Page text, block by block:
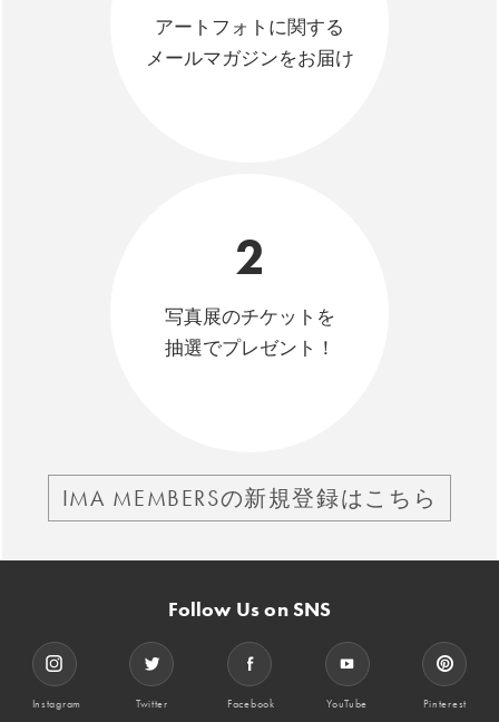
アートフォトに関する
メールマガジンをお届け
2
写真展のチケットを
抽選でプレゼント！
IMA MEMBERSの新規登録はこちら
Follow Us on SNS
Instagram Twitter Facebook YouTube Pinterest